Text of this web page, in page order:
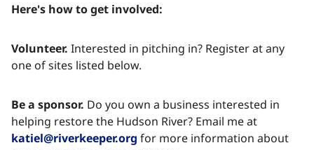
Here's how to get involved: ​​​​‌ ‍ ​‍​‍‌‍ ‌ ​‍‌‍‍‌‌‍‌ ‌‍‍‌‌‍ ‍​‍​‍​ ‍‍​‍​‍‌ ​ ‌‍​‌‌‍ ‍‌‍‍‌‌ ‌​‌ ‍‌​‍ ‍‌‍‍‌‌‍ ​‍​‍​‍ ​​‍​‍‌‍‍​‌ ​‍‌‍‌‌‌‍‌‍​‍​‍​ ‍‍​‍​‍‌‍‍​‌ ‌​‌ ‌​‌ ​​‌ ​ ​ ‍‍​‍ ​‍ ‌‍​ ‌‍ ‌‌ ​ ​‍ ‍‌‍ ‌‌‍​‌‌‍‍‌‌‍ ‍​‍ ‍​ ​‍​ ​​​ ​‍​ ‌​‌ ​‍‌‍‌‌‌‍‌​‌‍‌‌‌ ​ ‌‍‍‌‌‍‌ ‌‍ ‍​‍ ‍‌ ​‍‌‍‍‌‌ ‌‍‌‍‌‌‌ ​‍‌‍‍ ‌‍‌‌‌‍‌‌‌ ​​‌‍‌‌‌ ​‍​‍ ‍‌‍ ‌ ​‍‌‍‌ ​‍ ‌‍‍‌‌‍ ‍‌ ‌​‌‍‌‌‌‍ ‍‌ ‌​​‍ ‌‍‌‌‌‍‌​‌‍‍‌‌ ‌​​‍ ‌‍ ‌‌‍ ‌‍‌​‌‍‌‌​ ‌‌ ​​‌ ​‍‌‍‌‌‌ ​ ‌‍‌‌‌‍ ‍‌ ‌​‌‍​‌‌ ‌​‌‍‍‌‌‍ ‌‍ ‍​ ‍ ‌‍‍‌‌‍‌​​ ‌‌‍‌‍​ ‌ ​ ​‍​ ‌‍​ ​​​ ‍‌‌‍‌​​ ​‌​‍ ‌​ ‌​​ ‌‌​ ‌​​ ‍‌​‍ ‌​ ‌​​ ‍​​ ‌ ​ ​​​‍ ‌‌‍​‌​ ‌​‌‍‌‍​ ‍‌​‍ ‌​ ​ ​ ‌‌​ ​ ‌‍‌​​ ‌‌‌‍‌‌‌‍​‍​ ​‌​ ‌‌‌‍​ ‌‍‌​​ ‌‍​ ‍ ‌ ‌​‌ ‍‌‌ ​​‌‍‌‌​ ‌‌‍‌‌‌ ‌‍‌‍‌‌‌‍ ‍‌ ‌​​ ‍ ‌ ​​‌‍​‌‌ ‌​‌‍‍​​ ‌‌‍​ ‌‍ ‌‍ ‍‌ ‌​‌‍‌‌‌‍ ‍‌ ‌​​‍‌‌​ ‌‌‌​​‍‌‌ ‌‍‍ ‌‍‌‌‌ ‍‌​‍‌‌​ ​ ‌​‌​​‍‌‌​ ​ ‌​‌​​‍‌‌​ ​‍​ ​‍​ ‍‌​ ‍​​ ​‍‌‍​‍‌‍‌‌​ ‌ ​ ‌ ​ ‍‌​ ‌‍‌‍​‍​ ​‍‌‍​‌​‍‌‌​ ​‍​ ​‍​‍‌‌​ ‌‌‌​‌​​‍ ‍‌‍​ ‌‍‍​‌‍‍‌‌‍ ​‌‍‌​‌ ​‍‌‍‌‌‌‍ ‍​‍‌‌​ ‌‌‌​​‍‌‌ ‌‍‍ ‌‍‌‌‌ ‍‌​‍‌‌​ ​ ‌​‌​​‍‌‌​ ​ ‌​‌​​‍‌‌​ ​‍​ ​‍​ ‍​​ ​​​ ‌‍‌‍​ ​ ‌ ‌‍‌‍​ ​​​ ‌‌​ ‌‍‌‍​‌​ ‍‌‌‍​‌​ ​​​‍‌‌​ ​‍​ ​‍​‍‌‌​ ‌‌‌​‌​​‍ ‍‌ ‌​‌‍‌‌‌ ‍​‌ ‌​​ ‌‍​‍‌‍​‌‌ ​ ‌‍‌‌‌‌‌‌‌ ​‍‌‍ ​​ ‌‌‍‍​‌ ‌​‌ ‌​‌ ​​‌ ​ ​‍‌‌​ ​ ‌​​‌​‍‌‌​ ​‍‌​‌‍​‍‌‌​ ​‍‌​‌‍‌‍​ ‌‍ ‌‌ ​ ​‍ ‍‌‍ ‌‌‍​‌‌‍‍‌‌‍ ‍​‍ ‍​ ​‍​ ​​​ ​‍​ ‌​‌ ​‍‌‍‌‌‌‍‌​‌‍‌‌‌ ​ ‌‍‍‌‌‍‌ ‌‍ ‍​‍ ‍‌ ​‍‌‍‍‌‌ ‌‍‌‍‌‌‌ ​‍‌‍‍ ‌‍‌‌‌‍‌‌‌ ​​‌‍‌‌‌ ​‍​‍ ‍‌‍ ‌ ​‍‌‍‌ ​‍‌‍‌‍‍‌‌‍‌​​ ‌‌‍‌‍​ ‌ ​ ​‍​ ‌‍​ ​​​ ‍‌‌‍‌​​ ​‌​‍ ‌​ ‌​​ ‌‌​ ‌​​ ‍‌​‍ ‌​ ‌​​ ‍​​ ‌ ​ ​​​‍ ‌‌‍​‌​ ‌​‌‍‌‍​ ‍‌​‍ ‌​ ​ ​ ‌‌​ ​ ‌‍‌​​ ‌‌‌‍‌‌‌‍​‍​ ​‌​ ‌‌‌‍​ ‌‍‌​​ ‌‍​‍‌‍‌ ‌​‌ ‍‌‌ ​​‌‍‌‌​ ‌‌‍‌‌‌ ‌‍‌‍‌‌‌‍ ‍‌ ‌​​‍‌‍‌ ​​‌‍​‌‌ ‌​‌‍‍​​ ‌‌‍​ ‌‍ ‌‍ ‍‌ ‌​‌‍‌‌‌‍ ‍‌ ‌​​‍‌‌​ ‌‌‌​​‍‌‌ ‌‍‍ ‌‍‌‌‌ ‍‌​‍‌‌​ ​ ‌​‌​​‍‌‌​ ​ ‌​‌​​‍‌‌​ ​‍​ ​‍​ ‍‌​ ‍​​ ​‍‌‍​‍‌‍‌‌​ ‌ ​ ‌ ​ ‍‌​ ‌‍‌‍​‍​ ​‍‌‍​‌​‍‌‌​ ​‍​ ​‍​‍‌‌​ ‌‌‌​‌​​‍ ‍‌‍​ ‌‍‍​‌‍‍‌‌‍ ​‌‍‌​‌ ​‍‌‍‌‌‌‍ ‍​‍‌‌​ ‌‌‌​​‍‌‌ ‌‍‍ ‌‍‌‌‌ ‍‌​‍‌‌​ ​ ‌​‌​​‍‌‌​ ​ ‌​‌​​‍‌‌​ ​‍​ ​‍​ ‍​​ ​​​ ‌‍‌‍​ ​ ‌ ‌‍‌‍​ ​​​ ‌‌​ ‌‍‌‍​‌​ ‍‌‌‍​‌​ ​​​‍‌‌​ ​‍​ ​‍​‍‌‌​ ‌‌‌​‌​​‍ ‍‌ ‌​‌‍‌‌‌ ‍​‌ ‌​​‍‌‍‌ ​​‌‍‌‌‌ ​‍‌ ​ ‌ ​​‌‍‌‌‌‍​ ‌ ‌​‌‍‍‌‌ ‌‍‌‍‌‌​ ‌‌ ​​‌ ‌‌‌‍​‍‌‍ ​‌‍‍‌‌ ​ ‌‍‍​‌‍‌‌‌‍‌​​‍​‍‌ ‌
Volunteer.​​​​‌ ‍ ​‍​‍‌‍ ‌ ​‍‌‍‍‌‌‍‌ ‌‍‍‌‌‍ ‍​‍​‍​ ‍‍​‍​‍‌ ​ ‌‍​‌‌‍ ‍‌‍‍‌‌ ‌​‌ ‍‌​‍ ‍‌‍‍‌‌‍ ​‍​‍​‍ ​​‍​‍‌‍‍​‌ ​‍‌‍‌‌‌‍‌‍​‍​‍​ ‍‍​‍​‍‌‍‍​‌ ‌​‌ ‌​‌ ​​‌ ​ ​ ‍‍​‍ ​‍ ‌‍​ ‌‍ ‌‌ ​ ​‍ ‍‌‍ ‌‌‍​‌‌‍‍‌‌‍ ‍​‍ ‍​ ​‍​ ​​​ ​‍​ ‌​‌ ​‍‌‍‌‌‌‍‌​‌‍‌‌‌ ​ ‌‍‍‌‌‍‌ ‌‍ ‍​‍ ‍‌ ​‍‌‍‍‌‌ ‌‍‌‍‌‌‌ ​‍‌‍‍ ‌‍‌‌‌‍‌‌‌ ​​‌‍‌‌‌ ​‍​‍ ‍‌‍ ‌ ​‍‌‍‌ ​‍ ‌‍‍‌‌‍ ‍‌ ‌​‌‍‌‌‌‍ ‍‌ ‌​​‍ ‌‍‌‌‌‍‌​‌‍‍‌‌ ‌​​‍ ‌‍ ‌‌‍ ‌‍‌​‌‍‌‌​ ‌‌ ​​‌ ​‍‌‍‌‌‌ ​ ‌‍‌‌‌‍ ‍‌ ‌​‌‍​‌‌ ‌​‌‍‍‌‌‍ ‌‍ ‍​ ‍ ‌‍‍‌‌‍‌​​ ‌‌‍‌‍​ ‌ ​ ​‍​ ‌‍​ ​​​ ‍‌‌‍‌​​ ​‌​‍ ‌​ ‌​​ ‌‌​ ‌​​ ‍‌​‍ ‌​ ‌​​ ‍​​ ‌ ​ ​​​‍ ‌‌‍​‌​ ‌​‌‍‌‍​ ‍‌​‍ ‌​ ​ ​ ‌‌​ ​ ‌‍‌​​ ‌‌‌‍‌‌‌‍​‍​ ​‌​ ‌‌‌‍​ ‌‍‌​​ ‌‍​ ‍ ‌ ‌​‌ ‍‌‌ ​​‌‍‌‌​ ‌‌‍‌‌‌ ‌‍‌‍‌‌‌‍ ‍‌ ‌​​ ‍ ‌ ​​‌‍​‌‌ ‌​‌‍‍​​ ‌‌‍​ ‌‍ ‌‍ ‍‌ ‌​‌‍‌‌‌‍ ‍‌ ‌​​‍‌‌​ ‌‌‌​​‍‌‌ ‌‍‍ ‌‍‌‌‌ ‍‌​‍‌‌​ ​ ‌​‌​​‍‌‌​ ​ ‌​‌​​‍‌‌​ ​‍​ ​‍​ ‌​​ ​ ​ ‌‍​ ​ ‌‍​‌​ ​‍​ ​ ​ ​ ​ ‌ ​ ​‍​ ​‍​ ‌‍​‍‌‌​ ​‍​ ​‍​‍‌‌​ ‌‌‌​‌​​‍ ‍‌‍​ ‌‍‍​‌‍‍‌‌‍ ​‌‍‌​‌ ​‍‌‍‌‌‌‍ ‍​‍‌‌​ ‌‌‌​​‍‌‌ ‌‍‍ ‌‍‌‌‌ ‍‌​‍‌‌​ ​ ‌​‌​​‍‌‌​ ​ ‌​‌​​‍‌‌​ ​‍​ ​‍‌‍​‌​ ​‌​ ​ ‌‍‌​‌‍​‌​ ‌ ​ ​‌​ ​‍​ ​‍‌‍‌​​ ​​​ ‍‌​‍‌‌​ ​‍​ ​‍​‍‌‌​ ‌‌‌​‌​​‍ ‍‌ ‌​‌‍‌‌‌ ‍​‌ ‌​​ ‌‍​‍‌‍​‌‌ ​ ‌‍‌‌‌‌‌‌‌ ​‍‌‍ ​​ ‌‌‍‍​‌ ‌​‌ ‌​‌ ​​‌ ​ ​‍‌‌​ ​ ‌​​‌​‍‌‌​ ​‍‌​‌‍​‍‌‌​ ​‍‌​‌‍‌‍​ ‌‍ ‌‌ ​ ​‍ ‍‌‍ ‌‌‍​‌‌‍‍‌‌‍ ‍​‍ ‍​ ​‍​ ​​​ ​‍​ ‌​‌ ​‍‌‍‌‌‌‍‌​‌‍‌‌‌ ​ ‌‍‍‌‌‍‌ ‌‍ ‍​‍ ‍‌ ​‍‌‍‍‌‌ ‌‍‌‍‌‌‌ ​‍‌‍‍ ‌‍‌‌‌‍‌‌‌ ​​‌‍‌‌‌ ​‍​‍ ‍‌‍ ‌ ​‍‌‍‌ ​‍‌‍‌‍‍‌‌‍‌​​ ‌‌‍‌‍​ ‌ ​ ​‍​ ‌‍​ ​​​ ‍‌‌‍‌​​ ​‌​‍ ‌​ ‌​​ ‌‌​ ‌​​ ‍‌​‍ ‌​ ‌​​ ‍​​ ‌ ​ ​​​‍ ‌‌‍​‌​ ‌​‌‍‌‍​ ‍‌​‍ ‌​ ​ ​ ‌‌​ ​ ‌‍‌​​ ‌‌‌‍‌‌‌‍​‍​ ​‌​ ‌‌‌‍​ ‌‍‌​​ ‌‍​‍‌‍‌ ‌​‌ ‍‌‌ ​​‌‍‌‌​ ‌‌‍‌‌‌ ‌‍‌‍‌‌‌‍ ‍‌ ‌​​‍‌‍‌ ​​‌‍​‌‌ ‌​‌‍‍​​ ‌‌‍​ ‌‍ ‌‍ ‍‌ ‌​‌‍‌‌‌‍ ‍‌ ‌​​‍‌‌​ ‌‌‌​​‍‌‌ ‌‍‍ ‌‍‌‌‌ ‍‌​‍‌‌​ ​ ‌​‌​​‍‌‌​ ​ ‌​‌​​‍‌‌​ ​‍​ ​‍​ ‌​​ ​ ​ ‌‍​ ​ ‌‍​‌​ ​‍​ ​ ​ ​ ​ ‌ ​ ​‍​ ​‍​ ‌‍​‍‌‌​ ​‍​ ​‍​‍‌‌​ ‌‌‌​‌​​‍ ‍‌‍​ ‌‍‍​‌‍‍‌‌‍ ​‌‍‌​‌ ​‍‌‍‌‌‌‍ ‍​‍‌‌​ ‌‌‌​​‍‌‌ ‌‍‍ ‌‍‌‌‌ ‍‌​‍‌‌​ ​ ‌​‌​​‍‌‌​ ​ ‌​‌​​‍‌‌​ ​‍​ ​‍‌‍​‌​ ​‌​ ​ ‌‍‌​‌‍​‌​ ‌ ​ ​‌​ ​‍​ ​‍‌‍‌​​ ​​​ ‍‌​‍‌‌​ ​‍​ ​‍​‍‌‌​ ‌‌‌​‌​​‍ ‍‌ ‌​‌‍‌‌‌ ‍​‌ ‌​​‍‌‍‌ ​​‌‍‌‌‌ ​‍‌ ​ ‌ ​​‌‍‌‌‌‍​ ‌ ‌​‌‍‍‌‌ ‌‍‌‍‌‌​ ‌‌ ​​‌ ‌‌‌‍​‍‌‍ ​‌‍‍‌‌ ​ ‌‍‍​‌‍‌‌‌‍‌​​‍​‍‌ ‌ Interested in pitching in? Register at any
one of sites listed below. ​​​​‌ ‍ ​‍​‍‌‍ ‌ ​‍‌‍‍‌‌‍‌ ‌‍‍‌‌‍ ‍​‍​‍​ ‍‍​‍​‍‌ ​ ‌‍​‌‌‍ ‍‌‍‍‌‌ ‌​‌ ‍‌​‍ ‍‌‍‍‌‌‍ ​‍​‍​‍ ​​‍​‍‌‍‍​‌ ​‍‌‍‌‌‌‍‌‍​‍​‍​ ‍‍​‍​‍‌‍‍​‌ ‌​‌ ‌​‌ ​​‌ ​ ​ ‍‍​‍ ​‍ ‌‍​ ‌‍ ‌‌ ​ ​‍ ‍‌‍ ‌‌‍​‌‌‍‍‌‌‍ ‍​‍ ‍​ ​‍​ ​​​ ​‍​ ‌​‌ ​‍‌‍‌‌‌‍‌​‌‍‌‌‌ ​ ‌‍‍‌‌‍‌ ‌‍ ‍​‍ ‍‌ ​‍‌‍‍‌‌ ‌‍‌‍‌‌‌ ​‍‌‍‍ ‌‍‌‌‌‍‌‌‌ ​​‌‍‌‌‌ ​‍​‍ ‍‌‍ ‌ ​‍‌‍‌ ​‍ ‌‍‍‌‌‍ ‍‌ ‌​‌‍‌‌‌‍ ‍‌ ‌​​‍ ‌‍‌‌‌‍‌​‌‍‍‌‌ ‌​​‍ ‌‍ ‌‌‍ ‌‍‌​‌‍‌‌​ ‌‌ ​​‌ ​‍‌‍‌‌‌ ​ ‌‍‌‌‌‍ ‍‌ ‌​‌‍​‌‌ ‌​‌‍‍‌‌‍ ‌‍ ‍​ ‍ ‌‍‍‌‌‍‌​​ ‌‌‍‌‍​ ‌ ​ ​‍​ ‌‍​ ​​​ ‍‌‌‍‌​​ ​‌​‍ ‌​ ‌​​ ‌‌​ ‌​​ ‍‌​‍ ‌​ ‌​​ ‍​​ ‌ ​ ​​​‍ ‌‌‍​‌​ ‌​‌‍‌‍​ ‍‌​‍ ‌​ ​ ​ ‌‌​ ​ ‌‍‌​​ ‌‌‌‍‌‌‌‍​‍​ ​‌​ ‌‌‌‍​ ‌‍‌​​ ‌‍​ ‍ ‌ ‌​‌ ‍‌‌ ​​‌‍‌‌​ ‌‌‍‌‌‌ ‌‍‌‍‌‌‌‍ ‍‌ ‌​​ ‍ ‌ ​​‌‍​‌‌ ‌​‌‍‍​​ ‌‌‍​ ‌‍ ‌‍ ‍‌ ‌​‌‍‌‌‌‍ ‍‌ ‌​​‍‌‌​ ‌‌‌​​‍‌‌ ‌‍‍ ‌‍‌‌‌ ‍‌​‍‌‌​ ​ ‌​‌​​‍‌‌​ ​ ‌​‌​​‍‌‌​ ​‍​ ​‍​ ‌​​ ​ ​ ‌‍​ ​ ‌‍​‌​ ​‍​ ​ ​ ​ ​ ‌ ​ ​‍​ ​‍​ ‌‍​‍‌‌​ ​‍​ ​‍​‍‌‌​ ‌‌‌​‌​​‍ ‍‌‍​ ‌‍‍​‌‍‍‌‌‍ ​‌‍‌​‌ ​‍‌‍‌‌‌‍ ‍​‍‌‌​ ‌‌‌​​‍‌‌ ‌‍‍ ‌‍‌‌‌ ‍‌​‍‌‌​ ​ ‌​‌​​‍‌‌​ ​ ‌​‌​​‍‌‌​ ​‍​ ​‍​ ‍​‌‍​‍​ ​‍​ ‌‍‌‍‌‌‌‍​ ​ ​ ‌‍​ ​ ​‌‌‍​ ‌‍​‌​ ​​​‍‌‌​ ​‍​ ​‍​‍‌‌​ ‌‌‌​‌​​‍ ‍‌ ‌​‌‍‌‌‌ ‍​‌ ‌​​ ‌‍​‍‌‍​‌‌ ​ ‌‍‌‌‌‌‌‌‌ ​‍‌‍ ​​ ‌‌‍‍​‌ ‌​‌ ‌​‌ ​​‌ ​ ​‍‌‌​ ​ ‌​​‌​‍‌‌​ ​‍‌​‌‍​‍‌‌​ ​‍‌​‌‍‌‍​ ‌‍ ‌‌ ​ ​‍ ‍‌‍ ‌‌‍​‌‌‍‍‌‌‍ ‍​‍ ‍​ ​‍​ ​​​ ​‍​ ‌​‌ ​‍‌‍‌‌‌‍‌​‌‍‌‌‌ ​ ‌‍‍‌‌‍‌ ‌‍ ‍​‍ ‍‌ ​‍‌‍‍‌‌ ‌‍‌‍‌‌‌ ​‍‌‍‍ ‌‍‌‌‌‍‌‌‌ ​​‌‍‌‌‌ ​‍​‍ ‍‌‍ ‌ ​‍‌‍‌ ​‍‌‍‌‍‍‌‌‍‌​​ ‌‌‍‌‍​ ‌ ​ ​‍​ ‌‍​ ​​​ ‍‌‌‍‌​​ ​‌​‍ ‌​ ‌​​ ‌‌​ ‌​​ ‍‌​‍ ‌​ ‌​​ ‍​​ ‌ ​ ​​​‍ ‌‌‍​‌​ ‌​‌‍‌‍​ ‍‌​‍ ‌​ ​ ​ ‌‌​ ​ ‌‍‌​​ ‌‌‌‍‌‌‌‍​‍​ ​‌​ ‌‌‌‍​ ‌‍‌​​ ‌‍​‍‌‍‌ ‌​‌ ‍‌‌ ​​‌‍‌‌​ ‌‌‍‌‌‌ ‌‍‌‍‌‌‌‍ ‍‌ ‌​​‍‌‍‌ ​​‌‍​‌‌ ‌​‌‍‍​​ ‌‌‍​ ‌‍ ‌‍ ‍‌ ‌​‌‍‌‌‌‍ ‍‌ ‌​​‍‌‌​ ‌‌‌​​‍‌‌ ‌‍‍ ‌‍‌‌‌ ‍‌​‍‌‌​ ​ ‌​‌​​‍‌‌​ ​ ‌​‌​​‍‌‌​ ​‍​ ​‍​ ‌​​ ​ ​ ‌‍​ ​ ‌‍​‌​ ​‍​ ​ ​ ​ ​ ‌ ​ ​‍​ ​‍​ ‌‍​‍‌‌​ ​‍​ ​‍​‍‌‌​ ‌‌‌​‌​​‍ ‍‌‍​ ‌‍‍​‌‍‍‌‌‍ ​‌‍‌​‌ ​‍‌‍‌‌‌‍ ‍​‍‌‌​ ‌‌‌​​‍‌‌ ‌‍‍ ‌‍‌‌‌ ‍‌​‍‌‌​ ​ ‌​‌​​‍‌‌​ ​ ‌​‌​​‍‌‌​ ​‍​ ​‍​ ‍​‌‍​‍​ ​‍​ ‌‍‌‍‌‌‌‍​ ​ ​ ‌‍​ ​ ​‌‌‍​ ‌‍​‌​ ​​​‍‌‌​ ​‍​ ​‍​‍‌‌​ ‌‌‌​‌​​‍ ‍‌ ‌​‌‍‌‌‌ ‍​‌ ‌​​‍‌‍‌ ​​‌‍‌‌‌ ​‍‌ ​ ‌ ​​‌‍‌‌‌‍​ ‌ ‌​‌‍‍‌‌ ‌‍‌‍‌‌​ ‌‌ ​​‌ ‌‌‌‍​‍‌‍ ​‌‍‍‌‌ ​ ‌‍‍​‌‍‌‌‌‍‌​​‍​‍‌ ‌
Be a sponsor.​​​​‌ ‍ ​‍​‍‌‍ ‌ ​‍‌‍‍‌‌‍‌ ‌‍‍‌‌‍ ‍​‍​‍​ ‍‍​‍​‍‌ ​ ‌‍​‌‌‍ ‍‌‍‍‌‌ ‌​‌ ‍‌​‍ ‍‌‍‍‌‌‍ ​‍​‍​‍ ​​‍​‍‌‍‍​‌ ​‍‌‍‌‌‌‍‌‍​‍​‍​ ‍‍​‍​‍‌‍‍​‌ ‌​‌ ‌​‌ ​​‌ ​ ​ ‍‍​‍ ​‍ ‌‍​ ‌‍ ‌‌ ​ ​‍ ‍‌‍ ‌‌‍​‌‌‍‍‌‌‍ ‍​‍ ‍​ ​‍​ ​​​ ​‍​ ‌​‌ ​‍‌‍‌‌‌‍‌​‌‍‌‌‌ ​ ‌‍‍‌‌‍‌ ‌‍ ‍​‍ ‍‌ ​‍‌‍‍‌‌ ‌‍‌‍‌‌‌ ​‍‌‍‍ ‌‍‌‌‌‍‌‌‌ ​​‌‍‌‌‌ ​‍​‍ ‍‌‍ ‌ ​‍‌‍‌ ​‍ ‌‍‍‌‌‍ ‍‌ ‌​‌‍‌‌‌‍ ‍‌ ‌​​‍ ‌‍‌‌‌‍‌​‌‍‍‌‌ ‌​​‍ ‌‍ ‌‌‍ ‌‍‌​‌‍‌‌​ ‌‌ ​​‌ ​‍‌‍‌‌‌ ​ ‌‍‌‌‌‍ ‍‌ ‌​‌‍​‌‌ ‌​‌‍‍‌‌‍ ‌‍ ‍​ ‍ ‌‍‍‌‌‍‌​​ ‌‌‍‌‍​ ‌ ​ ​‍​ ‌‍​ ​​​ ‍‌‌‍‌​​ ​‌​‍ ‌​ ‌​​ ‌‌​ ‌​​ ‍‌​‍ ‌​ ‌​​ ‍​​ ‌ ​ ​​​‍ ‌‌‍​‌​ ‌​‌‍‌‍​ ‍‌​‍ ‌​ ​ ​ ‌‌​ ​ ‌‍‌​​ ‌‌‌‍‌‌‌‍​‍​ ​‌​ ‌‌‌‍​ ‌‍‌​​ ‌‍​ ‍ ‌ ‌​‌ ‍‌‌ ​​‌‍‌‌​ ‌‌‍‌‌‌ ‌‍‌‍‌‌‌‍ ‍‌ ‌​​ ‍ ‌ ​​‌‍​‌‌ ‌​‌‍‍​​ ‌‌‍​ ‌‍ ‌‍ ‍‌ ‌​‌‍‌‌‌‍ ‍‌ ‌​​‍‌‌​ ‌‌‌​​‍‌‌ ‌‍‍ ‌‍‌‌‌ ‍‌​‍‌‌​ ​ ‌​‌​​‍‌‌​ ​ ‌​‌​​‍‌‌​ ​‍​ ​‍‌‍​‍​ ​‍‌‍​‍​ ‌ ‌‍​ ‌‍‌​‌‍‌‌​ ‌‌​ ‌​‌‍‌‍‌‍​‌‌‍​‌​‍‌‌​ ​‍​ ​‍​‍‌‌​ ‌‌‌​‌​​‍ ‍‌‍​ ‌‍‍​‌‍‍‌‌‍ ​‌‍‌​‌ ​‍‌‍‌‌‌‍ ‍​‍‌‌​ ‌‌‌​​‍‌‌ ‌‍‍ ‌‍‌‌‌ ‍‌​‍‌‌​ ​ ‌​‌​​‍‌‌​ ​ ‌​‌​​‍‌‌​ ​‍​ ​‍‌‍​‌​ ‌ ​ ‌‍​ ‌ ‌‍​ ​ ‌‌​ ​‌‌‍‌​​ ​‍​ ‌‌​ ​‍​ ​ ​‍‌‌​ ​‍​ ​‍​‍‌‌​ ‌‌‌​‌​​‍ ‍‌ ‌​‌‍‌‌‌ ‍​‌ ‌​​ ‌‍​‍‌‍​‌‌ ​ ‌‍‌‌‌‌‌‌‌ ​‍‌‍ ​​ ‌‌‍‍​‌ ‌​‌ ‌​‌ ​​‌ ​ ​‍‌‌​ ​ ‌​​‌​‍‌‌​ ​‍‌​‌‍​‍‌‌​ ​‍‌​‌‍‌‍​ ‌‍ ‌‌ ​ ​‍ ‍‌‍ ‌‌‍​‌‌‍‍‌‌‍ ‍​‍ ‍​ ​‍​ ​​​ ​‍​ ‌​‌ ​‍‌‍‌‌‌‍‌​‌‍‌‌‌ ​ ‌‍‍‌‌‍‌ ‌‍ ‍​‍ ‍‌ ​‍‌‍‍‌‌ ‌‍‌‍‌‌‌ ​‍‌‍‍ ‌‍‌‌‌‍‌‌‌ ​​‌‍‌‌‌ ​‍​‍ ‍‌‍ ‌ ​‍‌‍‌ ​‍‌‍‌‍‍‌‌‍‌​​ ‌‌‍‌‍​ ‌ ​ ​‍​ ‌‍​ ​​​ ‍‌‌‍‌​​ ​‌​‍ ‌​ ‌​​ ‌‌​ ‌​​ ‍‌​‍ ‌​ ‌​​ ‍​​ ‌ ​ ​​​‍ ‌‌‍​‌​ ‌​‌‍‌‍​ ‍‌​‍ ‌​ ​ ​ ‌‌​ ​ ‌‍‌​​ ‌‌‌‍‌‌‌‍​‍​ ​‌​ ‌‌‌‍​ ‌‍‌​​ ‌‍​‍‌‍‌ ‌​‌ ‍‌‌ ​​‌‍‌‌​ ‌‌‍‌‌‌ ‌‍‌‍‌‌‌‍ ‍‌ ‌​​‍‌‍‌ ​​‌‍​‌‌ ‌​‌‍‍​​ ‌‌‍​ ‌‍ ‌‍ ‍‌ ‌​‌‍‌‌‌‍ ‍‌ ‌​​‍‌‌​ ‌‌‌​​‍‌‌ ‌‍‍ ‌‍‌‌‌ ‍‌​‍‌‌​ ​ ‌​‌​​‍‌‌​ ​ ‌​‌​​‍‌‌​ ​‍​ ​‍‌‍​‍​ ​‍‌‍​‍​ ‌ ‌‍​ ‌‍‌​‌‍‌‌​ ‌‌​ ‌​‌‍‌‍‌‍​‌‌‍​‌​‍‌‌​ ​‍​ ​‍​‍‌‌​ ‌‌‌​‌​​‍ ‍‌‍​ ‌‍‍​‌‍‍‌‌‍ ​‌‍‌​‌ ​‍‌‍‌‌‌‍ ‍​‍‌‌​ ‌‌‌​​‍‌‌ ‌‍‍ ‌‍‌‌‌ ‍‌​‍‌‌​ ​ ‌​‌​​‍‌‌​ ​ ‌​‌​​‍‌‌​ ​‍​ ​‍‌‍​‌​ ‌ ​ ‌‍​ ‌ ‌‍​ ​ ‌‌​ ​‌‌‍‌​​ ​‍​ ‌‌​ ​‍​ ​ ​‍‌‌​ ​‍​ ​‍​‍‌‌​ ‌‌‌​‌​​‍ ‍‌ ‌​‌‍‌‌‌ ‍​‌ ‌​​‍‌‍‌ ​​‌‍‌‌‌ ​‍‌ ​ ‌ ​​‌‍‌‌‌‍​ ‌ ‌​‌‍‍‌‌ ‌‍‌‍‌‌​ ‌‌ ​​‌ ‌‌‌‍​‍‌‍ ​‌‍‍‌‌ ​ ‌‍‍​‌‍‌‌‌‍‌​​‍​‍‌ ‌ Do you own a business interested in
helping restore the Hudson River? Email me at
katiel@riverkeeper.org​​​​‌ ‍ ​‍​‍‌‍ ‌ ​‍‌‍‍‌‌‍‌ ‌‍‍‌‌‍ ‍​‍​‍​ ‍‍​‍​‍‌ ​ ‌‍​‌‌‍ ‍‌‍‍‌‌ ‌​‌ ‍‌​‍ ‍‌‍‍‌‌‍ ​‍​‍​‍ ​​‍​‍‌‍‍​‌ ​‍‌‍‌‌‌‍‌‍​‍​‍​ ‍‍​‍​‍‌‍‍​‌ ‌​‌ ‌​‌ ​​‌ ​ ​ ‍‍​‍ ​‍ ‌‍​ ‌‍ ‌‌ ​ ​‍ ‍‌‍ ‌‌‍​‌‌‍‍‌‌‍ ‍​‍ ‍​ ​‍​ ​​​ ​‍​ ‌​‌ ​‍‌‍‌‌‌‍‌​‌‍‌‌‌ ​ ‌‍‍‌‌‍‌ ‌‍ ‍​‍ ‍‌ ​‍‌‍‍‌‌ ‌‍‌‍‌‌‌ ​‍‌‍‍ ‌‍‌‌‌‍‌‌‌ ​​‌‍‌‌‌ ​‍​‍ ‍‌‍ ‌ ​‍‌‍‌ ​‍ ‌‍‍‌‌‍ ‍‌ ‌​‌‍‌‌‌‍ ‍‌ ‌​​‍ ‌‍‌‌‌‍‌​‌‍‍‌‌ ‌​​‍ ‌‍ ‌‌‍ ‌‍‌​‌‍‌‌​ ‌‌ ​​‌ ​‍‌‍‌‌‌ ​ ‌‍‌‌‌‍ ‍‌ ‌​‌‍​‌‌ ‌​‌‍‍‌‌‍ ‌‍ ‍​ ‍ ‌‍‍‌‌‍‌​​ ‌‌‍‌‍​ ‌ ​ ​‍​ ‌‍​ ​​​ ‍‌‌‍‌​​ ​‌​‍ ‌​ ‌​​ ‌‌​ ‌​​ ‍‌​‍ ‌​ ‌​​ ‍​​ ‌ ​ ​​​‍ ‌‌‍​‌​ ‌​‌‍‌‍​ ‍‌​‍ ‌​ ​ ​ ‌‌​ ​ ‌‍‌​​ ‌‌‌‍‌‌‌‍​‍​ ​‌​ ‌‌‌‍​ ‌‍‌​​ ‌‍​ ‍ ‌ ‌​‌ ‍‌‌ ​​‌‍‌‌​ ‌‌‍‌‌‌ ‌‍‌‍‌‌‌‍ ‍‌ ‌​​ ‍ ‌ ​​‌‍​‌‌ ‌​‌‍‍​​ ‌‌‍​ ‌‍ ‌‍ ‍‌ ‌​‌‍‌‌‌‍ ‍‌ ‌​​‍‌‌​ ‌‌‌​​‍‌‌ ‌‍‍ ‌‍‌‌‌ ‍‌​‍‌‌​ ​ ‌​‌​​‍‌‌​ ​ ‌​‌​​‍‌‌​ ​‍​ ​‍‌‍​‍​ ​‍‌‍​‍​ ‌ ‌‍​ ‌‍‌​‌‍‌‌​ ‌‌​ ‌​‌‍‌‍‌‍​‌‌‍​‌​‍‌‌​ ​‍​ ​‍​‍‌‌​ ‌‌‌​‌​​‍ ‍‌‍​ ‌‍‍​‌‍‍‌‌‍ ​‌‍‌​‌ ​‍‌‍‌‌‌‍ ‍​‍‌‌​ ‌‌‌​​‍‌‌ ‌‍‍ ‌‍‌‌‌ ‍‌​‍‌‌​ ​ ‌​‌​​‍‌‌​ ​ ‌​‌​​‍‌‌​ ​‍​ ​‍‌‍‌‌‌‍​‌‌‍​ ​ ‌‍​ ‌ ​ ‍​‌‍‌‌‌‍‌‍​ ‌​​ ‌‌​ ​ ​ ‌‌​‍‌‌​ ​‍​ ​‍​‍‌‌​ ‌‌‌​‌​​‍ ‍‌ ‌​‌‍‌‌‌ ‍​‌ ‌​​ ‌‍​‍‌‍​‌‌ ​ ‌‍‌‌‌‌‌‌‌ ​‍‌‍ ​​ ‌‌‍‍​‌ ‌​‌ ‌​‌ ​​‌ ​ ​‍‌‌​ ​ ‌​​‌​‍‌‌​ ​‍‌​‌‍​‍‌‌​ ​‍‌​‌‍‌‍​ ‌‍ ‌‌ ​ ​‍ ‍‌‍ ‌‌‍​‌‌‍‍‌‌‍ ‍​‍ ‍​ ​‍​ ​​​ ​‍​ ‌​‌ ​‍‌‍‌‌‌‍‌​‌‍‌‌‌ ​ ‌‍‍‌‌‍‌ ‌‍ ‍​‍ ‍‌ ​‍‌‍‍‌‌ ‌‍‌‍‌‌‌ ​‍‌‍‍ ‌‍‌‌‌‍‌‌‌ ​​‌‍‌‌‌ ​‍​‍ ‍‌‍ ‌ ​‍‌‍‌ ​‍‌‍‌‍‍‌‌‍‌​​ ‌‌‍‌‍​ ‌ ​ ​‍​ ‌‍​ ​​​ ‍‌‌‍‌​​ ​‌​‍ ‌​ ‌​​ ‌‌​ ‌​​ ‍‌​‍ ‌​ ‌​​ ‍​​ ‌ ​ ​​​‍ ‌‌‍​‌​ ‌​‌‍‌‍​ ‍‌​‍ ‌​ ​ ​ ‌‌​ ​ ‌‍‌​​ ‌‌‌‍‌‌‌‍​‍​ ​‌​ ‌‌‌‍​ ‌‍‌​​ ‌‍​‍‌‍‌ ‌​‌ ‍‌‌ ​​‌‍‌‌​ ‌‌‍‌‌‌ ‌‍‌‍‌‌‌‍ ‍‌ ‌​​‍‌‍‌ ​​‌‍​‌‌ ‌​‌‍‍​​ ‌‌‍​ ‌‍ ‌‍ ‍‌ ‌​‌‍‌‌‌‍ ‍‌ ‌​​‍‌‌​ ‌‌‌​​‍‌‌ ‌‍‍ ‌‍‌‌‌ ‍‌​‍‌‌​ ​ ‌​‌​​‍‌‌​ ​ ‌​‌​​‍‌‌​ ​‍​ ​‍‌‍​‍​ ​‍‌‍​‍​ ‌ ‌‍​ ‌‍‌​‌‍‌‌​ ‌‌​ ‌​‌‍‌‍‌‍​‌‌‍​‌​‍‌‌​ ​‍​ ​‍​‍‌‌​ ‌‌‌​‌​​‍ ‍‌‍​ ‌‍‍​‌‍‍‌‌‍ ​‌‍‌​‌ ​‍‌‍‌‌‌‍ ‍​‍‌‌​ ‌‌‌​​‍‌‌ ‌‍‍ ‌‍‌‌‌ ‍‌​‍‌‌​ ​ ‌​‌​​‍‌‌​ ​ ‌​‌​​‍‌‌​ ​‍​ ​‍‌‍‌‌‌‍​‌‌‍​ ​ ‌‍​ ‌ ​ ‍​‌‍‌‌‌‍‌‍​ ‌​​ ‌‌​ ​ ​ ‌‌​‍‌‌​ ​‍​ ​‍​‍‌‌​ ‌‌‌​‌​​‍ ‍‌ ‌​‌‍‌‌‌ ‍​‌ ‌​​‍‌‍‌ ​​‌‍‌‌‌ ​‍‌ ​ ‌ ​​‌‍‌‌‌‍​ ‌ ‌​‌‍‍‌‌ ‌‍‌‍‌‌​ ‌‌ ​​‌ ‌‌‌‍​‍‌‍ ​‌‍‍‌‌ ​ ‌‍‍​‌‍‌‌‌‍‌​​‍​‍‌ ‌ for more information about